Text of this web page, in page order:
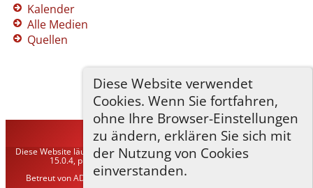
Diese Website verwendet
Cookies. Wenn Sie fortfahren,
ohne Ihre Browser-Einstellungen
zu ändern, erklären Sie sich mit
der Nutzung von Cookies
einverstanden.
Kalender
Alle Medien
Quellen
TNG-ADLER©2026
Diese Website läuft mitThe Next Generation of Genealogy Sitebuilding
15.0.4, programmiert von Darrin Lythgoe © 2001-2026.
Betreut vonADLER Heraldisch-Genealogische Gesellschaft, Wien